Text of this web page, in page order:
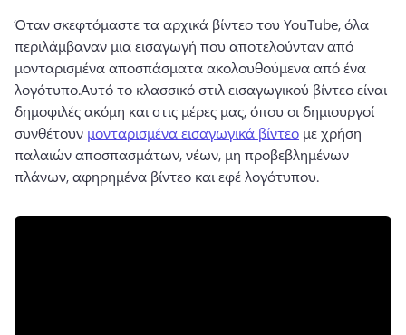
Όταν σκεφτόμαστε τα αρχικά βίντεο του YouTube, όλα
περιλάμβαναν μια εισαγωγή που αποτελούνταν από
μονταρισμένα αποσπάσματα ακολουθούμενα από ένα
λογότυπο.Αυτό το κλασσικό στιλ εισαγωγικού βίντεο είναι
δημοφιλές ακόμη και στις μέρες μας, όπου οι δημιουργοί
συνθέτουν μονταρισμένα εισαγωγικά βίντεο με χρήση
παλαιών αποσπασμάτων, νέων, μη προβεβλημένων
πλάνων, αφηρημένα βίντεο και εφέ λογότυπου.